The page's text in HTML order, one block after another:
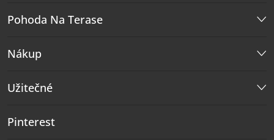
Pohoda Na Terase
Nákup
Užitečné
Pinterest